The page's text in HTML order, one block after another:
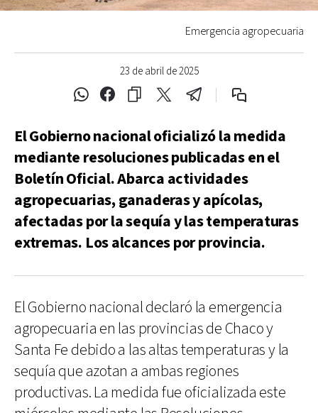
23 de abril de 2025
Emergencia agropecuaria
El Gobierno nacional oficializó la medida
mediante resoluciones publicadas en el
Boletín Oficial. Abarca actividades
agropecuarias, ganaderas y apícolas,
afectadas por la sequía y las temperaturas
extremas. Los alcances por provincia.
El Gobierno nacional declaró la emergencia
agropecuaria en las provincias de Chaco y
Santa Fe debido a las altas temperaturas y la
sequía que azotan a ambas regiones
productivas. La medida fue oficializada este